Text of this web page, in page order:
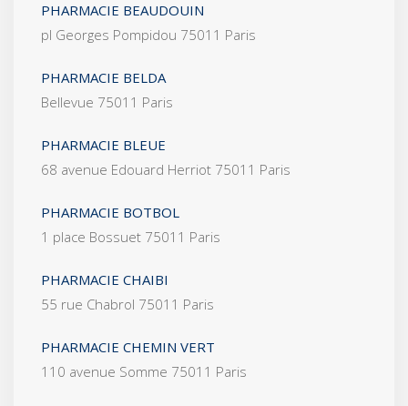
PHARMACIE BEAUDOUIN
pl Georges Pompidou 75011 Paris
PHARMACIE BELDA
Bellevue 75011 Paris
PHARMACIE BLEUE
68 avenue Edouard Herriot 75011 Paris
PHARMACIE BOTBOL
1 place Bossuet 75011 Paris
PHARMACIE CHAIBI
55 rue Chabrol 75011 Paris
PHARMACIE CHEMIN VERT
110 avenue Somme 75011 Paris